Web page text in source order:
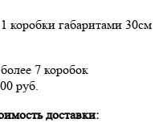
коробки габаритами 30см
7 коробок
руб.
доставки: